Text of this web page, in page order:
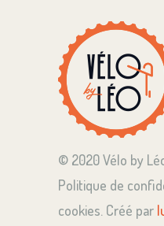
© 2020 Vélo by
Politique de
cookies. Créé par